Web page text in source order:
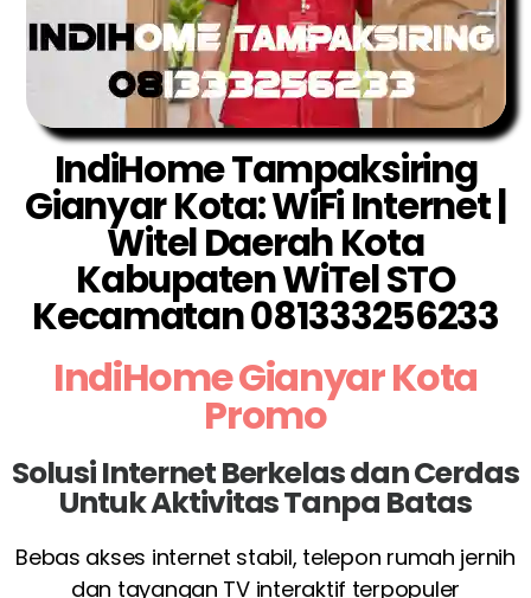
IndiHome Tampaksiring
Gianyar Kota: WiFi Internet |
Witel Daerah Kota
Kabupaten WiTel STO
Kecamatan 081333256233
IndiHome Gianyar Kota
Promo
Solusi Internet Berkelas dan Cerdas
Untuk Aktivitas Tanpa Batas
Bebas akses internet stabil, telepon rumah jernih
dan tayangan TV interaktif terpopuler